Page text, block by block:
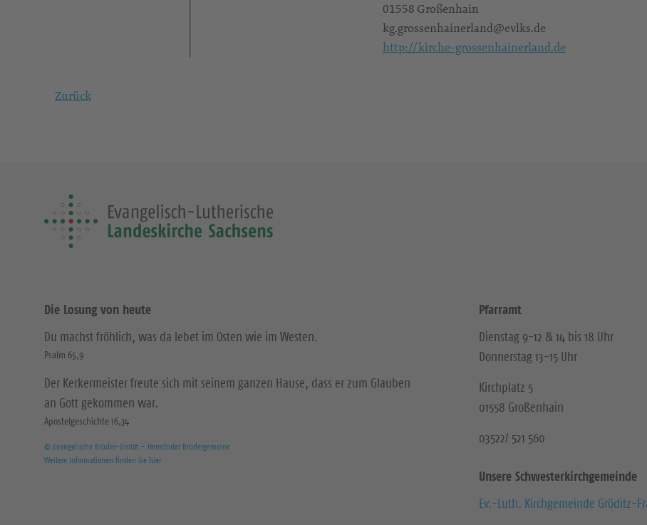
01558 Großenhain
kg.grossenhainerland@evlks.de
http://kirche-grossenhainerland.de
Zurück
Die Losung von heute
Du machst fröhlich, was da lebet im Osten wie im Westen.
Psalm 65,9
Der Kerkermeister freute sich mit seinem ganzen Hause, dass er zum Glauben
an Gott gekommen war.
Apostelgeschichte 16,34
© Evangelische Brüder-Unität – Herrnhuter Brüdergemeine
Weitere Informationen finden Sie hier
Pfarramt
Dienstag 9-12 & 14 bis 18 Uhr
Donnerstag 13-15 Uhr
Kirchplatz 5
01558 Großenhain
03522/ 521 560
Unsere Schwesterkirchgemeinde
Ev.-Luth. Kirchgemeinde Gröditz-